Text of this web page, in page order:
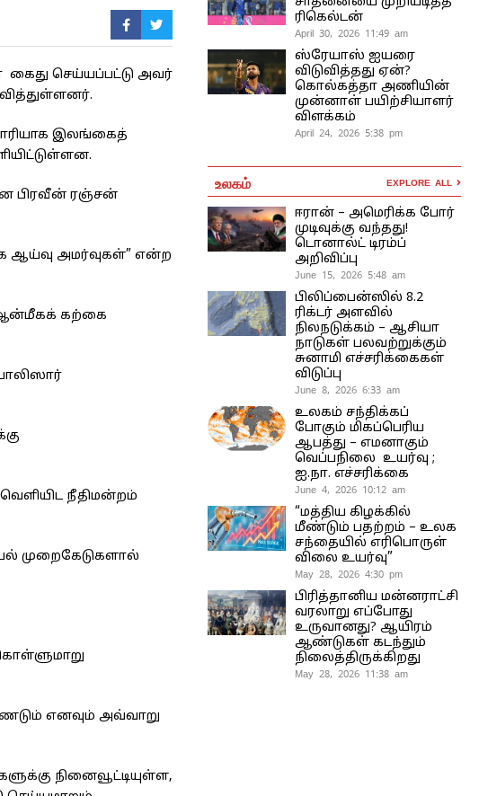
கைது செய்யப்பட்டு அவர்
இலங்கைத்
பிரவீன் ரஞ்சன்
ஆய்வு அமர்வுகள்” என்ற
ஆன்மீகக் கற்கை
நீதிமன்றம்
முறைகேடுகளால்
எனவும் அவ்வாறு
நினைவூட்டியுள்ள,
ரிகெல்டன்
April 30, 2026 11:49 am
ஸ்ரேயாஸ் ஐயரை
விடுவித்தது ஏன்?
கொல்கத்தா அணியின்
முன்னாள் பயிற்சியாளர்
விளக்கம்
April 24, 2026 5:38 pm
உலகம் EXPLORE ALL
ஈரான் – அமெரிக்க போர்
முடிவுக்கு வந்தது!
டொனால்ட் டிரம்ப்
அறிவிப்பு
June 15, 2026 5:48 am
பிலிப்பைன்ஸில் 8.2
ரிக்டர் அளவில்
நிலநடுக்கம் – ஆசியா
நாடுகள் பலவற்றுக்கும்
சுனாமி எச்சரிக்கைகள்
விடுப்பு
June 8, 2026 6:33 am
உலகம் சந்திக்கப்
போகும் மிகப்பெரிய
ஆபத்து – எமனாகும்
வெப்பநிலை உயர்வு ;
ஐ.நா. எச்சரிக்கை
June 4, 2026 10:12 am
“மத்திய கிழக்கில்
மீண்டும் பதற்றம் – உலக
சந்தையில் எரிபொருள்
விலை உயர்வு”
May 28, 2026 4:30 pm
பிரித்தானிய மன்னராட்சி
வரலாறு எப்போது
உருவானது? ஆயிரம்
ஆண்டுகள் கடந்தும்
நிலைத்திருக்கிறது
May 28, 2026 11:38 am